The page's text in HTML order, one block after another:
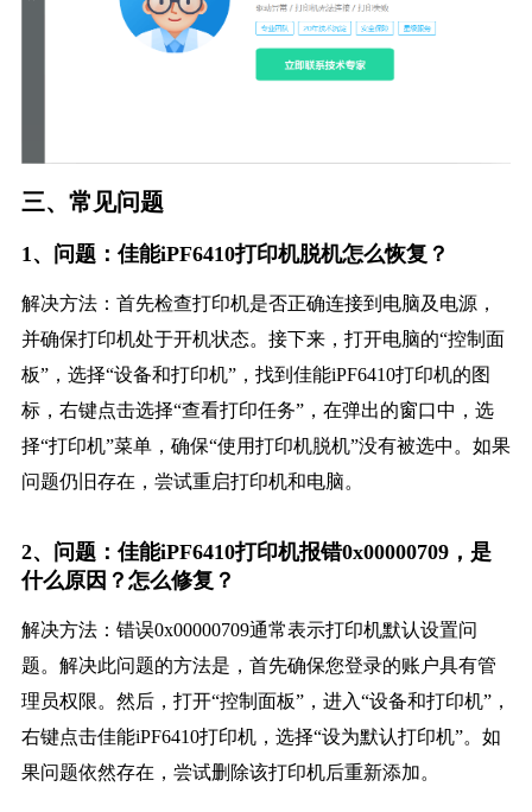
三、常见问题
1、问题：佳能iPF6410打印机脱机怎么恢复？
解决方法：首先检查打印机是否正确连接到电脑及电源，
并确保打印机处于开机状态。接下来，打开电脑的“控制面
板”，选择“设备和打印机”，找到佳能iPF6410打印机的图
标，右键点击选择“查看打印任务”，在弹出的窗口中，选
择“打印机”菜单，确保“使用打印机脱机”没有被选中。如果
问题仍旧存在，尝试重启打印机和电脑。
2、问题：佳能iPF6410打印机报错0x00000709，是
什么原因？怎么修复？
解决方法：错误0x00000709通常表示打印机默认设置问
题。解决此问题的方法是，首先确保您登录的账户具有管
理员权限。然后，打开“控制面板”，进入“设备和打印机”，
右键点击佳能iPF6410打印机，选择“设为默认打印机”。如
果问题依然存在，尝试删除该打印机后重新添加。